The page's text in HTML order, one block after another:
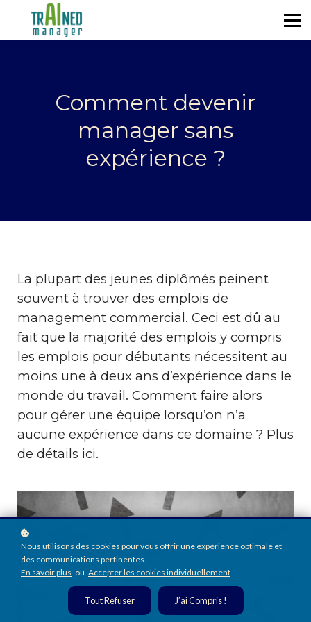
S'identifier
Comment devenir
manager sans
expérience ?
La plupart des jeunes diplômés peinent
souvent à trouver des emplois de
management commercial. Ceci est dû au
fait que la majorité des emplois y compris
les emplois pour débutants nécessitent au
moins une à deux ans d’expérience dans le
monde du travail. Comment faire alors
pour gérer une équipe lorsqu’on n’a
aucune expérience dans ce domaine ? Plus
de détails ici.
Nous utilisons des cookies pour vous offrir une expérience optimale et
des communications pertinentes.
En savoir plus ou Accepter les cookies individuellement .
Tout Refuser J’ai Compris !